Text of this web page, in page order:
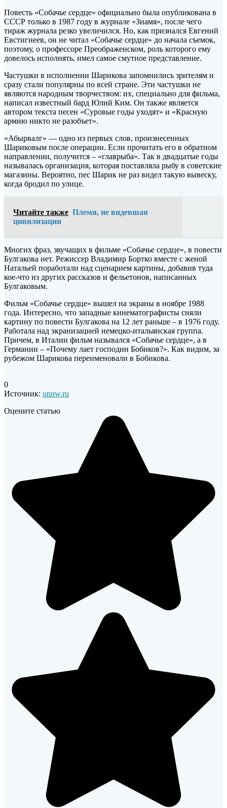
Повесть «Собачье сердце» официально была опубликована в
СССР только в 1987 году в журнале «Знамя», после чего
тираж журнала резко увеличился. Но, как признался Евгений
Евстигнеев, он не читал «Собачье сердце» до начала съемок,
поэтому, о профессоре Преображенском, роль которого ему
довелось исполнять, имел самое смутное представление.
Частушки в исполнении Шарикова запомнились зрителям и
сразу стали популярны по всей стране. Эти частушки не
являются народным творчеством: их, специально для фильма,
написал известный бард Юлий Ким. Он также является
автором текста песен «Суровые годы уходят» и «Красную
армию никто не разобъет».
«Абырвалг» — одно из первых слов, произнесенных
Шариковым после операции. Если прочитать его в обратном
направлении, получится – «главрыба». Так в двадцатые годы
называлась организация, которая поставляла рыбу в советские
магазины. Вероятно, пес Шарик не раз видел такую вывеску,
когда бродил по улице.
Читайте также Племя, не видевшая
цивилизации
Многих фраз, звучащих в фильме «Собачье сердце», в повести
Булгакова нет. Режиссер Владимир Бортко вместе с женой
Натальей поработали над сценарием картины, добавив туда
кое-что из других рассказов и фельетонов, написанных
Булгаковым.
Фильм «Собачье сердце» вышел на экраны в ноябре 1988
года. Интересно, что западные кинематографисты сняли
картину по повести Булгакова на 12 лет раньше – в 1976 году.
Работала над экранизацией немецко-итальянская группа.
Причем, в Италии фильм назывался «Собачье сердце», а в
Германии – «Почему лает господин Бобиков?». Как видим, за
рубежом Шарикова переименовали в Бобикова.
0
Источник: unnw.ru
Оцените статью